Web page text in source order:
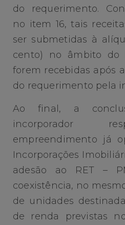
do requerimento.
no item 16, tais
ser submetidas à
cento) no âmbito do
forem recebidas após
do requerimento pela
Ao final, a
incorporador
empreendimento já
Incorporações
adesão ao RET –
coexistência, no
de unidades
de renda previstas